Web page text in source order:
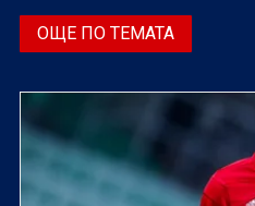
ОЩЕ ПО ТЕМАТА